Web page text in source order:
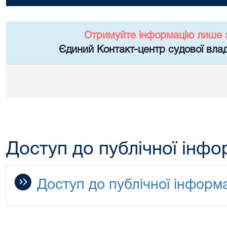
Отримуйте інформацію лише
Єдиний Контакт-центр судової
Доступ до публічної
Доступ до публічної